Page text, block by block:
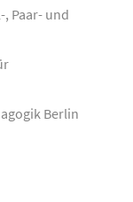
Paar- und
Berlin